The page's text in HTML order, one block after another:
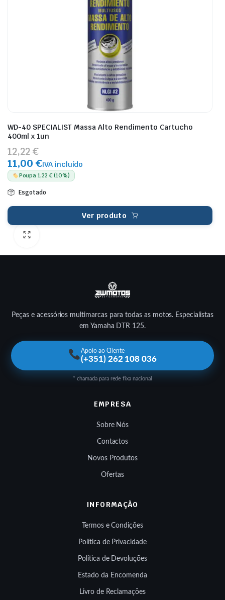
WD-40 SPECIALIST Massa Alto Rendimento Cartucho
400ml x 1un
12,22 €
11,00 €IVA incluído
Poupa 1,22 € (10%)
Esgotado
Ver produto
Peças e acessórios multimarcas para todas as motos. Especialistas
em Yamaha DTR 125.
Apoio ao Cliente
(+351) 262 108 036
* chamada para rede fixa nacional
EMPRESA
Sobre Nós
Contactos
Novos Produtos
Ofertas
INFORMAÇÃO
Termos e Condições
Política de Privacidade
Política de Devoluções
Estado da Encomenda
Livro de Reclamações